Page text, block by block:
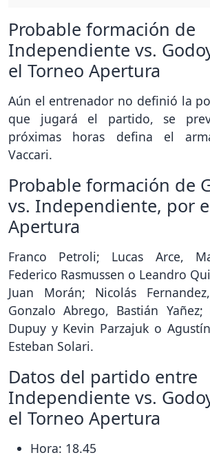
Probable formación de
Independiente vs.
el Torneo Apertura
Aún el entrenador no definió la
que jugará el partido, se
próximas horas defina el
Vaccari.
Probable formación de
vs. Independiente, por
Apertura
Franco Petroli; Lucas Arce,
Federico Rasmussen o Leandro
Juan Morán; Nicolás
Gonzalo Abrego, Bastián Yañez;
Dupuy y Kevin Parzajuk o
Esteban Solari.
Datos del partido entre
Independiente vs.
el Torneo Apertura
Hora: 18.45